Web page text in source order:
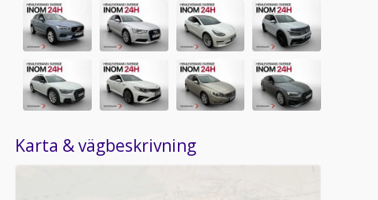
Karta & vägbeskrivning